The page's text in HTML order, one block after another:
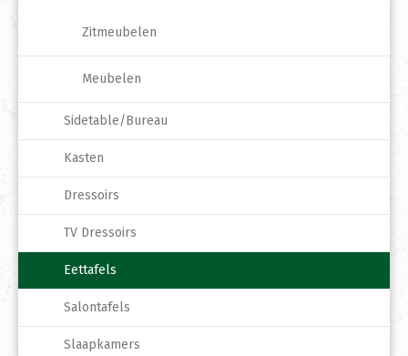
Zitmeubelen
Meubelen
Sidetable/Bureau
Kasten
Dressoirs
TV Dressoirs
Eettafels
Salontafels
Slaapkamers